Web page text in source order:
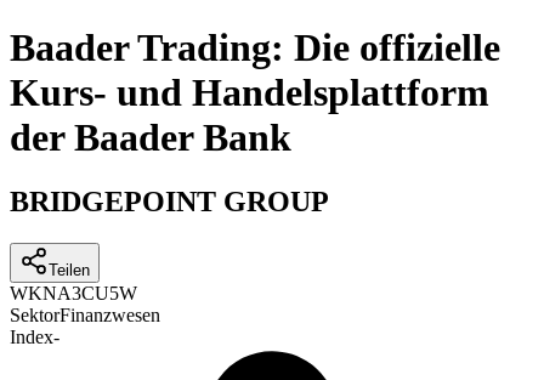
Baader Trading: Die offizielle
Kurs- und Handelsplattform
der Baader Bank
BRIDGEPOINT GROUP
Teilen
WKNA3CU5W
SektorFinanzwesen
Index-